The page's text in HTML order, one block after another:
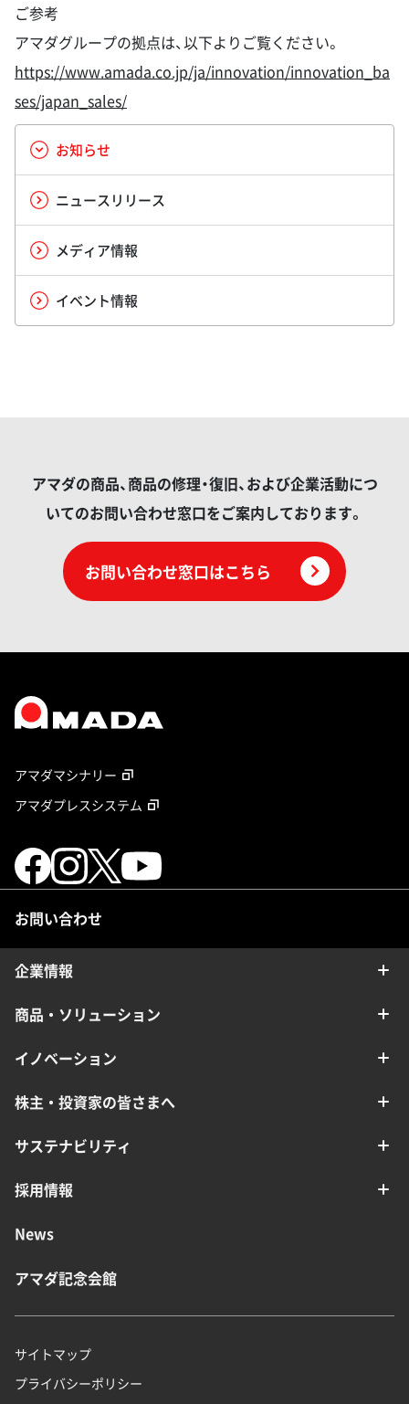
ご参考
アマダグループの拠点は、以下よりご覧ください。
https://www.amada.co.jp/ja/innovation/innovation_ba
ses/japan_sales/
お知らせ
ニュースリリース
メディア情報
イベント情報
アマダの商品、商品の修理・復旧、および企業活動につ
いてのお問い合わせ窓口をご案内しております。
お問い合わせ窓口はこちら
アマダマシナリー
アマダプレスシステム
お問い合わせ
企業情報
商品・ソリューション
イノベーション
株主・投資家の皆さまへ
サステナビリティ
採用情報
News
アマダ記念会館
サイトマップ
プライバシーポリシー